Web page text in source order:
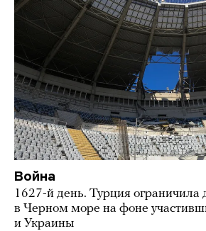
Война
1627-й день. Турция ограничила
в Черном море на фоне
и Украины